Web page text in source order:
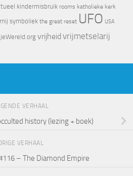
kindermisbruik rooms katholieke kerk
symboliek the great reset UFO USA
vrijheid vrijmetselarij
VERHAAL
history (lezing + boek)
VERHAAL
– The Diamond Empire